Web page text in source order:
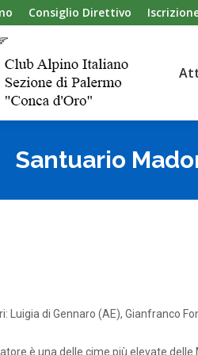
Consiglio Direttivo
Santuario
Luigia di Gennaro (AE), Gianfranco
è una delle cime più elevate